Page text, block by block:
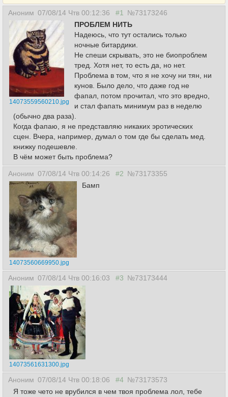
Аноним 07/08/14 Чтв 00:12:36 #1 №73173246
14073559560210.jpg
ПРОБЛЕМ НИТЬ
Надеюсь, что тут остались только
ночные битардики.
Не спеши скрывать, это не биопроблем
тред. Хотя нет, то есть да, но нет.
Проблема в том, что я не хочу ни тян, ни
кунов. Было дело, что даже год не
фапал, потом прочитал, что это вредно,
и стал фапать минимум раз в неделю
(обычно два раза).
Когда фапаю, я не представляю никаких эротических
сцен. Вчера, например, думал о том где бы сделать мед.
книжку подешевле.
В чём может быть проблема?
Аноним 07/08/14 Чтв 00:14:26 #2 №73173355
14073560669950.jpg
Бамп
Аноним 07/08/14 Чтв 00:16:03 #3 №73173444
14073561631300.jpg
Аноним 07/08/14 Чтв 00:18:06 #4 №73173573
Я тоже чето не врубился в чем твоя проблема лол, тебе